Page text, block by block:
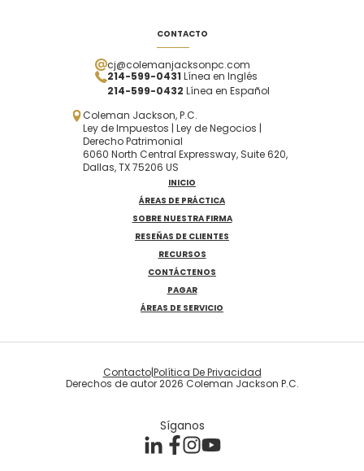
CONTACTO
cj@colemanjacksonpc.com
214-599-0431 Línea en Inglés
214-599-0432 Línea en Español
Coleman Jackson, P.C.
Ley de Impuestos | Ley de Negocios |
Derecho Patrimonial
6060 North Central Expressway, Suite 620,
Dallas, TX 75206 US
INICIO
ÁREAS DE PRÁCTICA
SOBRE NUESTRA FIRMA
RESEÑAS DE CLIENTES
RECURSOS
CONTÁCTENOS
PAGAR
ÁREAS DE SERVICIO
Derechos de autor 2026 Coleman Jackson P.C.
Contacto|Política De Privacidad
Síganos